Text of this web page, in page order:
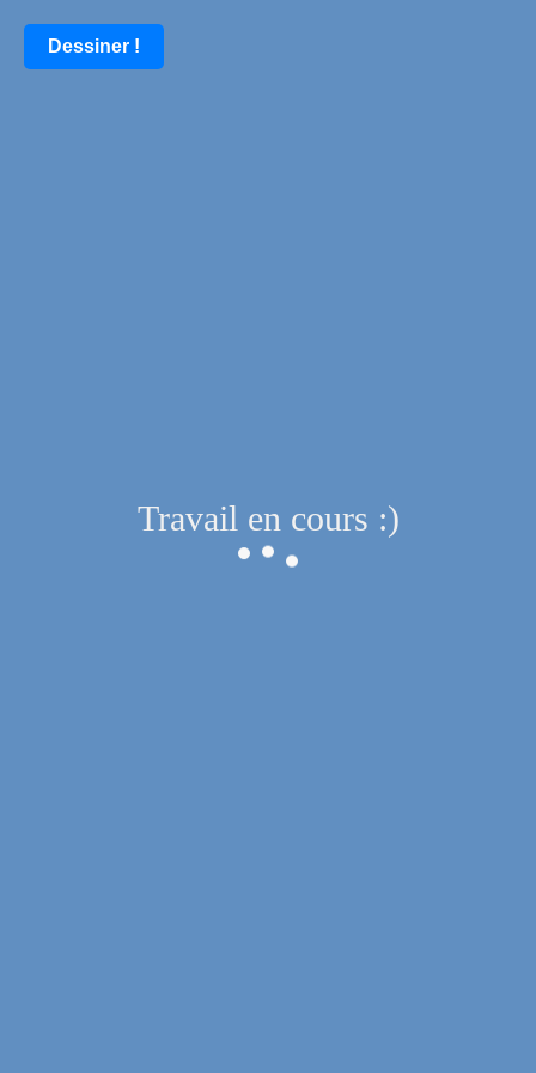
Travail en cours :)
Dessiner !